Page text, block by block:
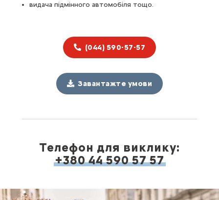
видача підмінного автомобіля тощо.
(044) 590-57-57
Завантажте умови
Телефон для виклику:
+380 44 590 57 57